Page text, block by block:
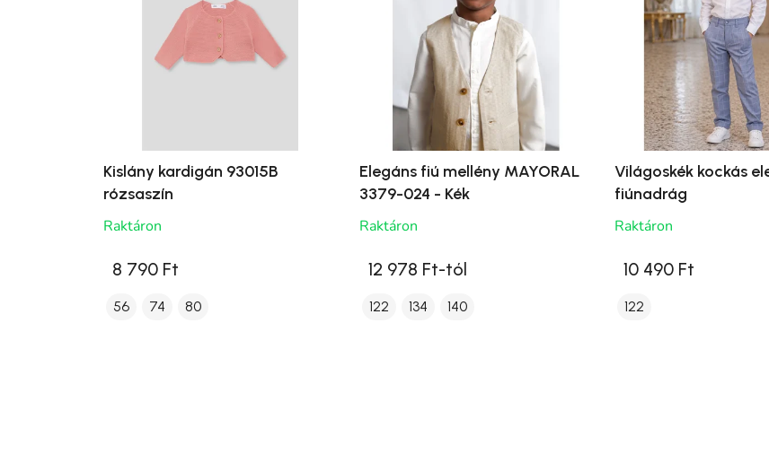
Kislány kardigán 93015B
rózsaszín
Raktáron
8 790 Ft
56 74 80
Elegáns fiú mellény MAYORAL
3379-024 - Kék
Raktáron
12 978 Ft-tól
122 134 140
Világoskék kockás
fiúnadrág
Raktáron
10 490 Ft
122